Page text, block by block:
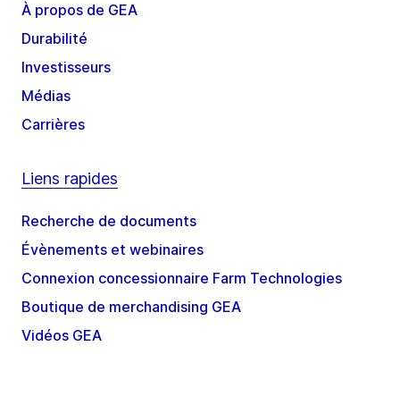
À propos de GEA
Durabilité
Investisseurs
Médias
Carrières
Liens rapides
Recherche de documents
Évènements et webinaires
Connexion concessionnaire Farm Technologies
Boutique de merchandising GEA
Vidéos GEA